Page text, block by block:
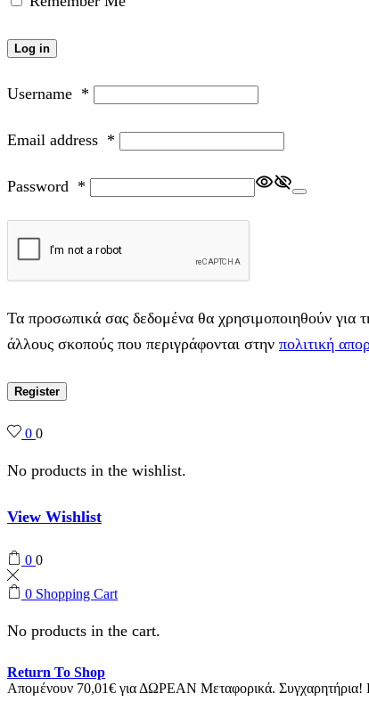
Log in
Username *
Email address *
Password *
Τα προσωπικά σας δεδομένα θα χρησιμοποιηθούν για
άλλους σκοπούς που περιγράφονται στην πολιτική
Register
0 0
No products in the wishlist.
View Wishlist
0 0
0 Shopping Cart
No products in the cart.
Return To Shop
Απομένουν 70,01€ για ΔΩΡΕΑΝ Μεταφορικά.